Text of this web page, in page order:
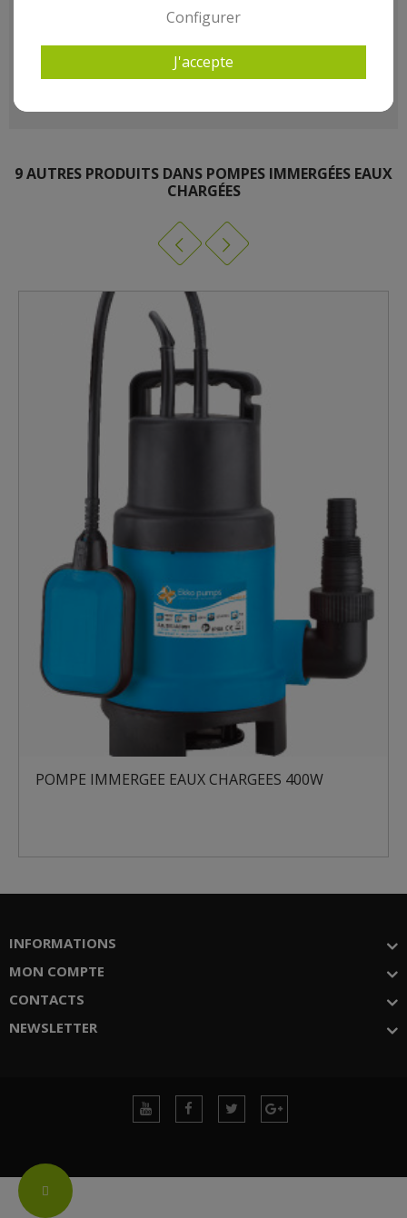
Change
- Poids kg(environ) : 5
9 AUTRES PRODUITS DANS POMPES IMMERGÉES EAUX
CHARGÉES
POMPE IMMERGEE EAUX CHARGEES 400W
INFORMATIONS
MON COMPTE
CONTACTS
NEWSLETTER
Configurer
J'accepte